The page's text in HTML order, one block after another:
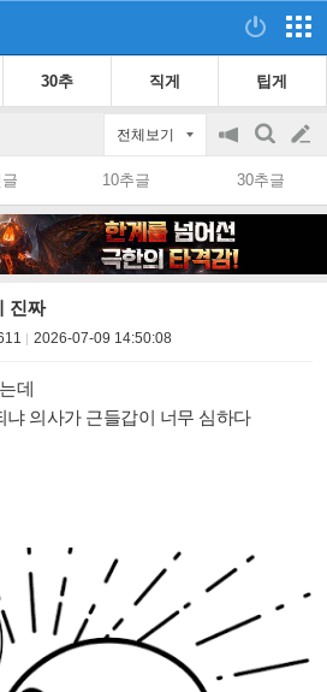
30추 직게 팁게
전체보기
공
지
on/off
검
색
글
쓰
10추글 30추글
진짜
2026-07-09 14:50:08
데
의사가 근들갑이 너무 심하다